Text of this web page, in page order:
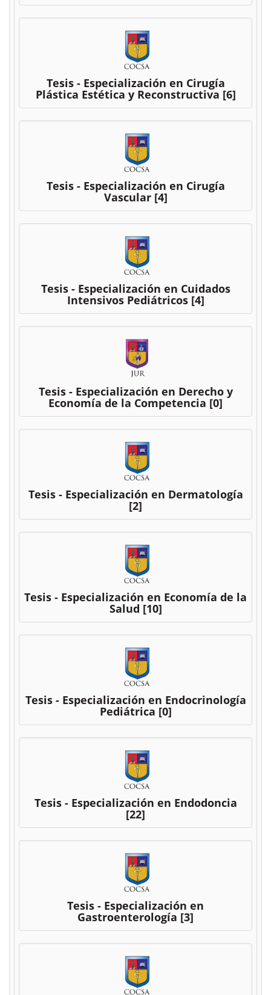
Tesis - Especialización en Cirugía
Plástica Estética y Reconstructiva [6]
Tesis - Especialización en Cirugía
Vascular[4]
Tesis - Especialización en Cuidados
Intensivos Pediátricos[4]
Tesis - Especialización en Derecho y
Economía de la Competencia [0]
Tesis - Especialización en Dermatología
[2]
Tesis - Especialización en Economía de la
Salud [10]
Tesis - Especialización en Endocrinología
Pediátrica [0]
Tesis - Especialización en Endodoncia
[22]
Tesis - Especialización en
Gastroenterología [3]